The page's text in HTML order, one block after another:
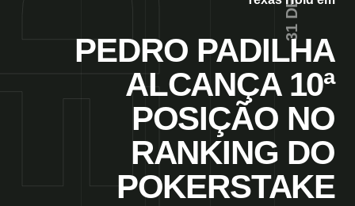
PEDRO PADILHA
ALCANÇA 10ª
POSIÇÃO NO
RANKING DO
POKERSTAKE